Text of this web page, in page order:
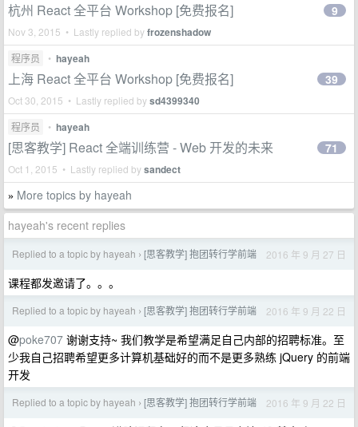
杭州 React 全平台 Workshop [免费报名]
Nov 3, 2015 • Lastly replied byfrozenshadow
9
程序员 • hayeah
上海 React 全平台 Workshop [免费报名]
Oct 30, 2015 • Lastly replied bysd4399340
39
程序员 • hayeah
[思客教学] React 全端训练营 - Web 开发的未来
Oct 1, 2015 • Lastly replied bysandect
71
» More topics by hayeah
hayeah's recent replies
Replied to a topic by hayeah › [思客教学] 抱团转行学前端 2016 年 9 月 27 日
课程都发邀请了。。。
Replied to a topic by hayeah › [思客教学] 抱团转行学前端 2016 年 9 月 22 日
@poke707 谢谢支持~ 我们教学是希望满足自己内部的招聘标准。至
少我自己招聘希望更多计算机基础好的而不是更多熟练 jQuery 的前端
开发
Replied to a topic by hayeah › [思客教学] 抱团转行学前端 2016 年 9 月 22 日